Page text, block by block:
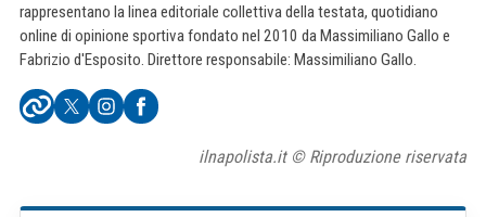
rappresentano la linea editoriale collettiva della testata, quotidiano
online di opinione sportiva fondato nel 2010 da Massimiliano Gallo e
Fabrizio d'Esposito. Direttore responsabile: Massimiliano Gallo.
ilnapolista.it © Riproduzione riservata